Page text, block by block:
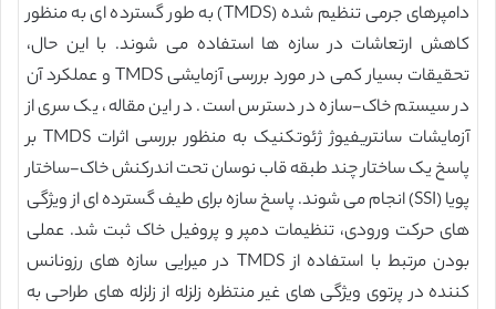
دامپرهای جرمی تنظیم شده (TMDS) به طور گسترده ای به منظور
کاهش ارتعاشات در سازه ها استفاده می شوند. با این حال،
تحقیقات بسیار کمی در مورد بررسی آزمایشی TMDS و عملکرد آن
در سیستم خاک-سازه در دسترس است. در این مقاله، یک سری از
آزمایشات سانتریفیوژ ژئوتکنیک به منظور بررسی اثرات TMDS بر
پاسخ یک ساختار چند طبقه قاب نوسان تحت اندرکنش خاک-ساختار
پویا (SSI) انجام می شوند. پاسخ سازه برای طیف گسترده ای از ویژگی
های حرکت ورودی، تنظیمات دمپر و پروفیل خاک ثبت شد. عملی
بودن مرتبط با استفاده از TMDS در میرایی سازه های رزونانس
کننده در پرتوی ویژگی های غیر منتظره زلزله از زلزله های طراحی به